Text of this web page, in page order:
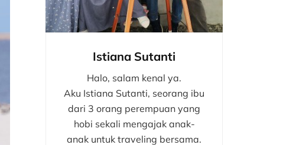
Istiana Sutanti
Halo, salam kenal ya.
Aku Istiana Sutanti, seorang ibu
dari 3 orang perempuan yang
hobi sekali mengajak anak-
anak untuk traveling bersama.